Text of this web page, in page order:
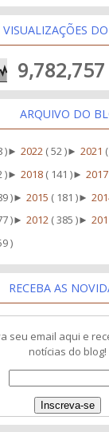
VISUALIZAÇÕES
9,782,757
ARQUIVO DO
)►2022 ( 52 )►2021
)►2018 ( 141 )►2017
)►2015 ( 181 )►
)►2012 ( 385 )►
)
RECEBA AS
seu email aqui e
notícias do blog!